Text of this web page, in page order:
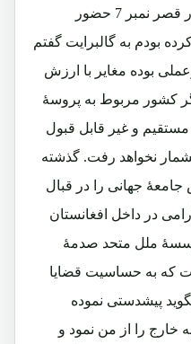
فردای آن روز گالبرایت و من در قصر نمبر 7 حضور
بودم به گالبرایت گفتم
بوده مغایر با ارزش
کشور مربوط به پروسۀ
مستقیم و غیر قابل قبول
نخواهد رفت. گذشته
جامعۀ جهانی را در قبال
در داخل افغانستان
ملل متحد صدمۀ
که به حساسیت قضایا
پیشدستی نموده
را از من نمود و